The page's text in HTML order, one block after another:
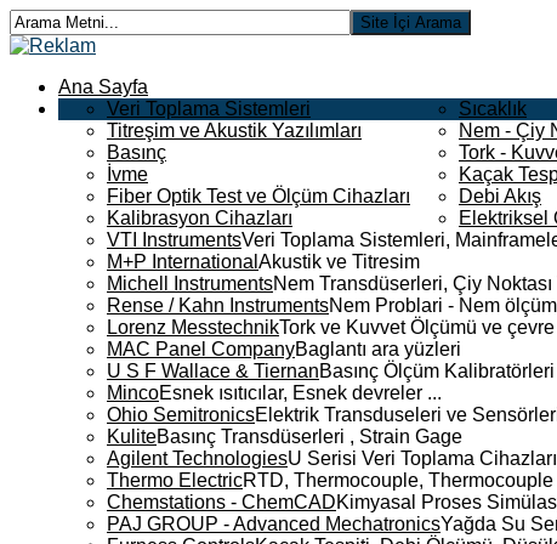
Ana Sayfa
Veri Toplama Sistemleri
Titreşim ve Akustik Yazılımları
Basınç
İvme
Fiber Optik Test ve Ölçüm Cihazları
Kalibrasyon Cihazları
Sıcaklık
Nem - Çiy
Tork -
Kaçak
Debi Akış
Elektriksel
VTI InstrumentsVeri Toplama Sistemleri,
M+P International Akustik ve Titresim
Michell InstrumentsNem Transdüserleri, Çiy
Rense / Kahn InstrumentsNem Problari - Nem
Lorenz MesstechnikTork ve Kuvvet Ölçümü ve çevre
MAC Panel CompanyBaglantı ara yüzleri
U S F Wallace & TiernanBasınç Ölçüm Kalibratörleri
MincoEsnek ısıtıcılar, Esnek devreler ...
Ohio SemitronicsElektrik Transduseleri ve
KuliteBasınç Transdüserleri , Strain Gage
Agilent TechnologiesU Serisi Veri Toplama Cihazları
Thermo ElectricRTD, Thermocouple, Thermocouple
Chemstations - ChemCADKimyasal Proses
PAJ GROUP - Advanced MechatronicsYağda Su